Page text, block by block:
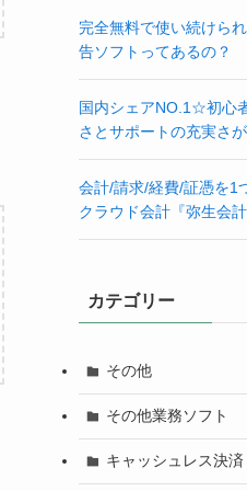
完全無料で使い続けら
告ソフトってあるの？
国内シェアNO.1☆初心
さとサポートの充実さ
会計/請求/経費/証憑を
クラウド会計『弥生会計
カテゴリー
その他
その他業務ソフト
キャッシュレス決